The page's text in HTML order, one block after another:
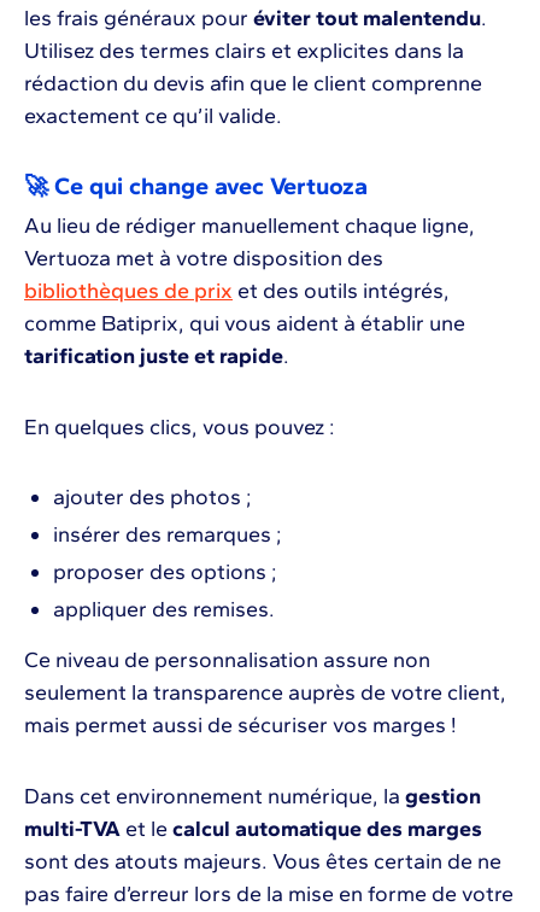
les frais généraux pour éviter tout malentendu.
Utilisez des termes clairs et explicites dans la
rédaction du devis afin que le client comprenne
exactement ce qu’il valide.
🚀 Ce qui change avec Vertuoza
Au lieu de rédiger manuellement chaque ligne,
Vertuoza met à votre disposition des
bibliothèques de prix et des outils intégrés,
comme Batiprix, qui vous aident à établir une
tarification juste et rapide.
En quelques clics, vous pouvez :
ajouter des photos ;
insérer des remarques ;
proposer des options ;
appliquer des remises.
Ce niveau de personnalisation assure non
seulement la transparence auprès de votre client,
mais permet aussi de sécuriser vos marges !
Dans cet environnement numérique, la gestion
multi-TVA et le calcul automatique des marges
sont des atouts majeurs. Vous êtes certain de ne
pas faire d’erreur lors de la mise en forme de votre